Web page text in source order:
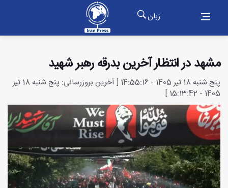
زبان
مشهد در انتظار آخرین بدرقه رهبر شهید
پنج شنبه 18 تیر 1405 - 14:55:16 [ آخرین بروزرسانی: پنج شنبه 18 تیر
1405 - 15:13:42 ]